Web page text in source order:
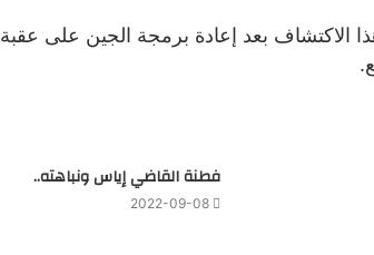
بعد إعادة برمجة الجين على عقبة
فطنة القاضي إياس ونباهته..
2022-09-08